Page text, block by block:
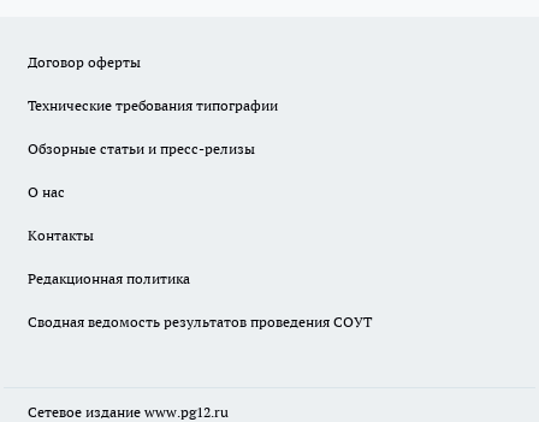
Договор оферты
Технические требования типографии
Обзорные статьи и пресс-релизы
О нас
Контакты
Редакционная политика
Сводная ведомость результатов проведения СОУТ
Сетевое издание www.pg12.ru